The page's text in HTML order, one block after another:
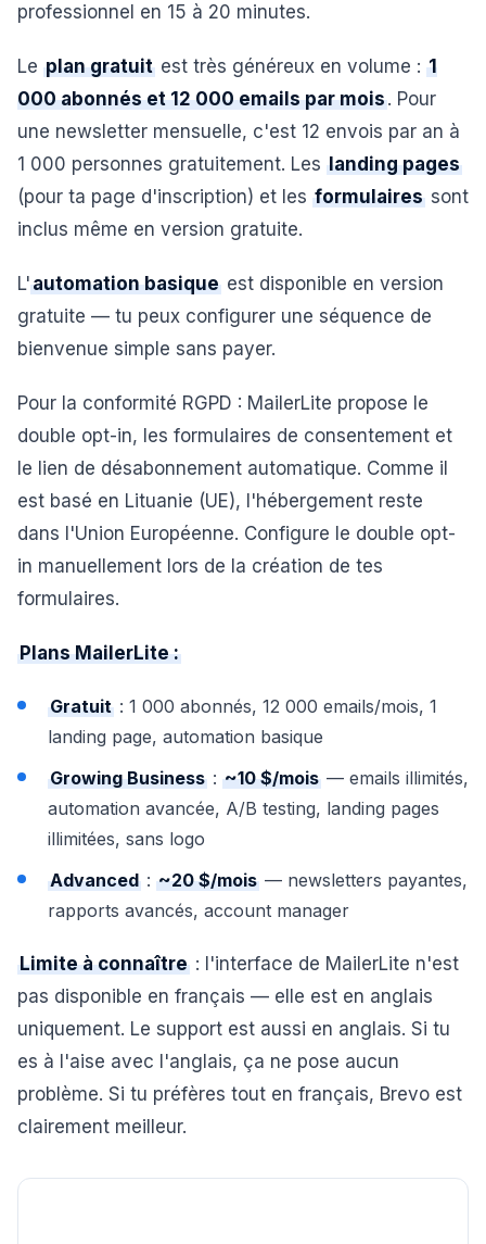
professionnel en 15 à 20 minutes.
Le plan gratuit est très généreux en volume : 1
000 abonnés et 12 000 emails par mois. Pour
une newsletter mensuelle, c'est 12 envois par an à
1 000 personnes gratuitement. Les landing pages
(pour ta page d'inscription) et les formulaires sont
inclus même en version gratuite.
L'automation basique est disponible en version
gratuite — tu peux configurer une séquence de
bienvenue simple sans payer.
Pour la conformité RGPD : MailerLite propose le
double opt-in, les formulaires de consentement et
le lien de désabonnement automatique. Comme il
est basé en Lituanie (UE), l'hébergement reste
dans l'Union Européenne. Configure le double opt-
in manuellement lors de la création de tes
formulaires.
Plans MailerLite :
Gratuit : 1 000 abonnés, 12 000 emails/mois, 1
landing page, automation basique
Growing Business : ~10 $/mois — emails illimités,
automation avancée, A/B testing, landing pages
illimitées, sans logo
Advanced : ~20 $/mois — newsletters payantes,
rapports avancés, account manager
Limite à connaître : l'interface de MailerLite n'est
pas disponible en français — elle est en anglais
uniquement. Le support est aussi en anglais. Si tu
es à l'aise avec l'anglais, ça ne pose aucun
problème. Si tu préfères tout en français, Brevo est
clairement meilleur.